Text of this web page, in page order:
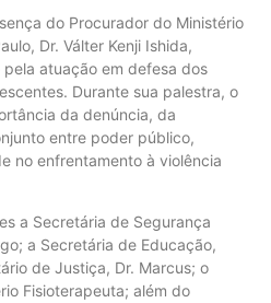
do Procurador do Ministério
Dr. Válter Kenji Ishida,
atuação em defesa dos
Durante sua palestra, o
da denúncia, da
entre poder público,
no enfrentamento à violência
a Secretária de Segurança
a Secretária de Educação,
de Justiça, Dr. Marcus; o
Fisioterapeuta; além do